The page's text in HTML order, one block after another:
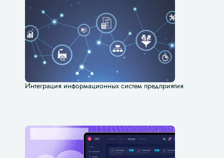
Интеграция информационных систем предприятия